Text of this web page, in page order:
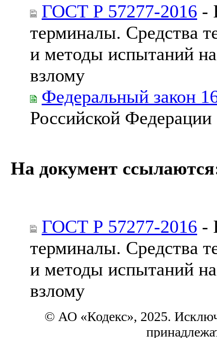
ГОСТ Р 57277-2016 -
терминалы. Средства
и методы испытаний
взлому
Федеральный закон
Российской Федерации
На документ
ГОСТ Р 57277-2016 -
терминалы. Средства
и методы испытаний
взлому
© АО «Кодекс», 2025.